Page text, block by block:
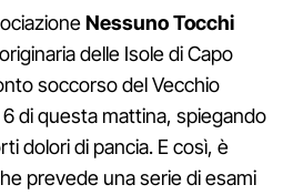
Nessuno Tocchi
delle Isole di Capo
soccorso del Vecchio
6 di questa mattina, spiegando
dolori di pancia. E così, è
prevede una serie di esami